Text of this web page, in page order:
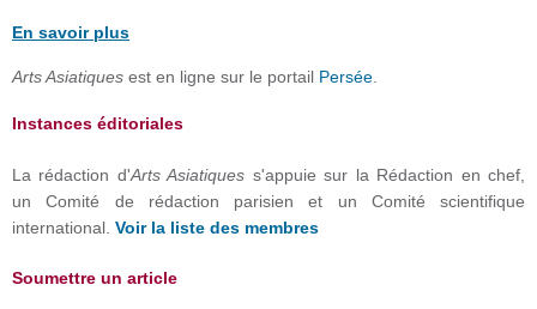
En savoir plus
Arts Asiatiques est en ligne sur le portail Persée
Instances éditoriales
La rédaction d'Arts Asiatiques s'appuie sur la Rédaction en chef,
un Comité de rédaction parisien et un Comité scientifique
international. Voir la liste des membres
Soumettre un article